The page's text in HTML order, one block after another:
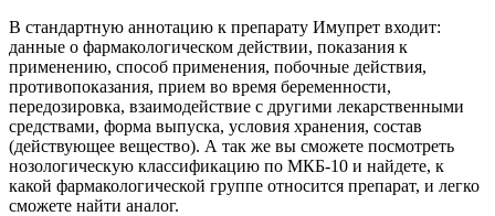
В стандартную аннотацию к препарату Имупрет входит:
данные о фармакологическом действии, показания к
применению, способ применения, побочные действия,
противопоказания, прием во время беременности,
передозировка, взаимодействие с другими лекарственными
средствами, форма выпуска, условия хранения, состав
(действующее вещество). А так же вы сможете посмотреть
нозологическую классификацию по МКБ-10 и найдете, к
какой фармакологической группе относится препарат, и легко
сможете найти аналог.